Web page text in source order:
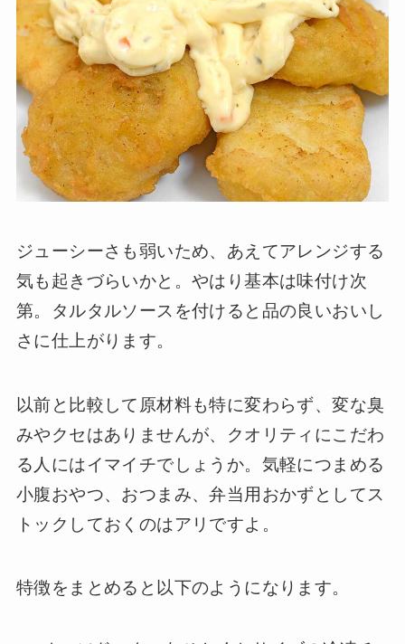
ジューシーさも弱いため、あえてアレンジする
気も起きづらいかと。やはり基本は味付け次
第。タルタルソースを付けると品の良いおいし
さに仕上がります。
以前と比較して原材料も特に変わらず、変な臭
みやクセはありませんが、クオリティにこだわ
る人にはイマイチでしょうか。気軽につまめる
小腹おやつ、おつまみ、弁当用おかずとしてス
トックしておくのはアリですよ。
特徴をまとめると以下のようになります。